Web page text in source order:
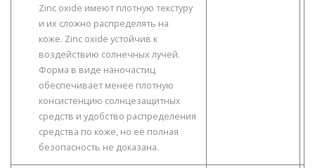
Zinc oxide имеют плотную текстуру
и их сложно распределять на
коже. Zinc oxide устойчив к
воздействию солнечных лучей.
Форма в виде наночастиц
обеспечивает менее плотную
консистенцию солнцезащитных
средств и удобство распределения
средства по коже, но её полная
безопасность не доказана.